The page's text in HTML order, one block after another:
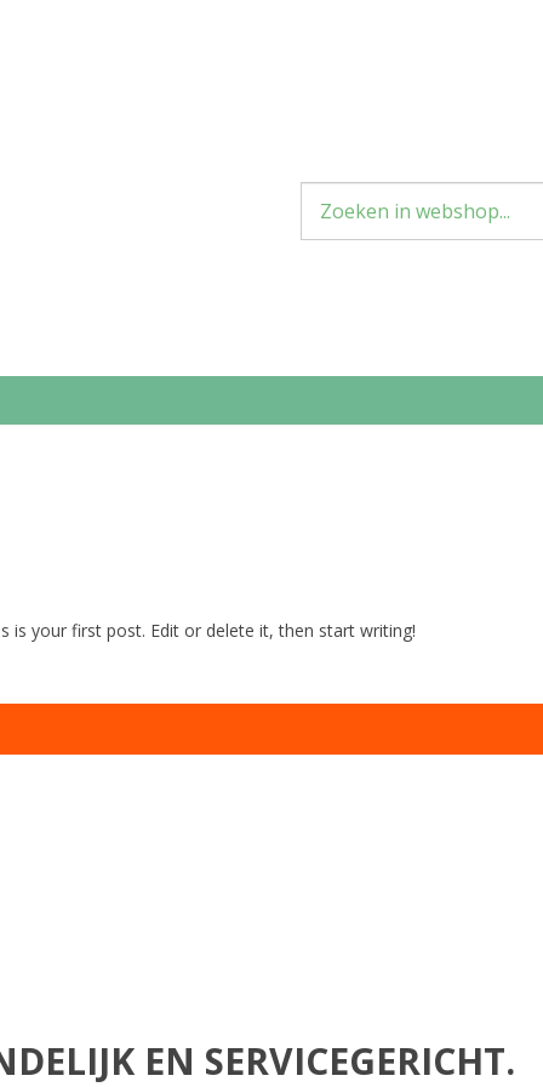
is your first post. Edit or delete it, then start writing!
EN SERVICEGERICHT.